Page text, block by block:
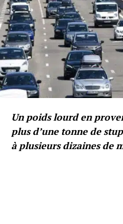
Un poids lourd en
plus d’une tonne de
à plusieurs dizaines de